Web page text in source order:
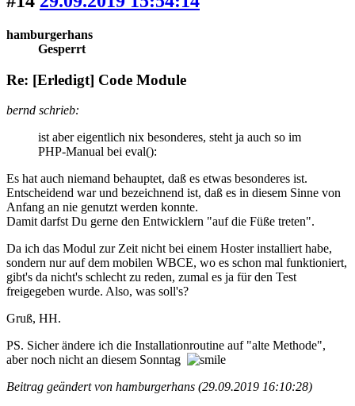
hamburgerhans
Gesperrt
Re: [Erledigt] Code Module
bernd schrieb:
ist aber eigentlich nix besonderes, steht ja auch so im
PHP-Manual bei eval():
Es hat auch niemand behauptet, daß es etwas besonderes ist.
Entscheidend war und bezeichnend ist, daß es in diesem Sinne von
Anfang an nie genutzt werden konnte.
Damit darfst Du gerne den Entwicklern "auf die Füße treten".
Da ich das Modul zur Zeit nicht bei einem Hoster installiert habe,
sondern nur auf dem mobilen WBCE, wo es schon mal funktioniert,
gibt's da nicht's schlecht zu reden, zumal es ja für den Test
freigegeben wurde. Also, was soll's?
Gruß, HH.
PS. Sicher ändere ich die Installationroutine auf "alte Methode",
aber noch nicht an diesem Sonntag
Beitrag geändert von hamburgerhans (29.09.2019 16:10:28)